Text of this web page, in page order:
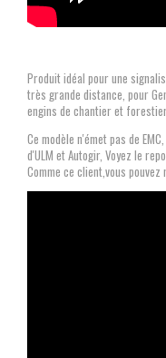
Produit idéal pour une
très grande distance, pour
engins de chantier et forestier,
Ce modèle n'émet pas de
d'ULM et Autogir, Voyez le
Comme ce client,vous